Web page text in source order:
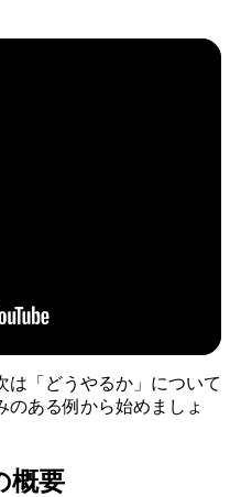
は「どうやるか」について
ある例から始めましょ
概要